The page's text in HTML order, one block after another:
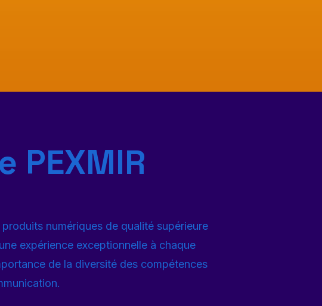
PEXMIR
numériques de qualité supérieure
expérience exceptionnelle à chaque
de la diversité des compétences